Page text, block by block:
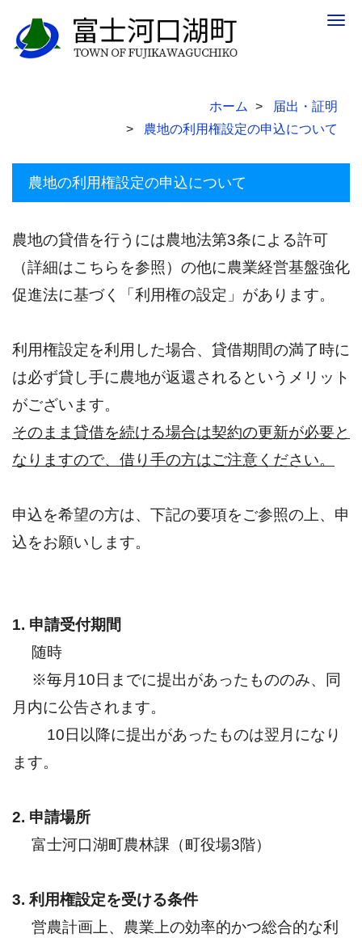
ホーム
届出・証明
農地の利用権設定の申込について
農地の利用権設定の申込について
農地の貸借を行うには農地法第3条による許可
（詳細はこちらを参照）の他に農業経営基盤強化
促進法に基づく「利用権の設定」があります。
利用権設定を利用した場合、貸借期間の満了時に
は必ず貸し手に農地が返還されるというメリット
がございます。
そのまま貸借を続ける場合は契約の更新が必要と
なりますので、借り手の方はご注意ください。
申込を希望の方は、下記の要項をご参照の上、申
込をお願いします。
1. 申請受付期間
随時
※毎月10日までに提出があったもののみ、同
月内に公告されます。
10日以降に提出があったものは翌月になり
ます。
2. 申請場所
富士河口湖町農林課（町役場3階）
3. 利用権設定を受ける条件
営農計画上、農業上の効率的かつ総合的な利